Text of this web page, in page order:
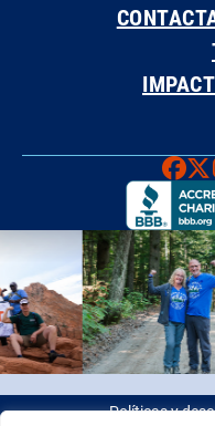
X
Políticas y